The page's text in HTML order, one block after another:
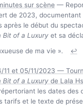
sur scène —
de 2023, documentant
après le début du
Bit of a Luxury et sa
de ma vie ».
↩
11 et 05/11/2023 —
Bit of a Luxury de Lala
les dates des
tarifs et le texte de